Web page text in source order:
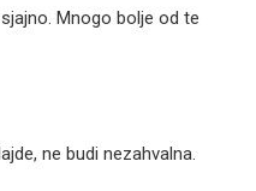
Mnogo bolje od te
ne budi nezahvalna.